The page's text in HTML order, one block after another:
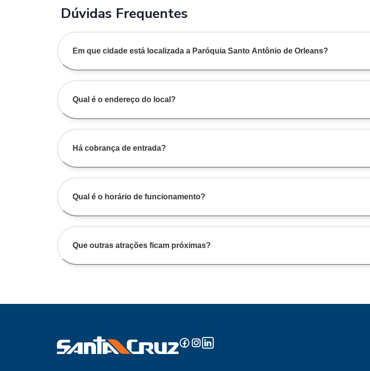
Dúvidas Frequentes
Em que cidade está localizada a Paróquia Santo Antônio de Orleans?
Qual é o endereço do local?
Há cobrança de entrada?
Qual é o horário de funcionamento?
Que outras atrações ficam próximas?